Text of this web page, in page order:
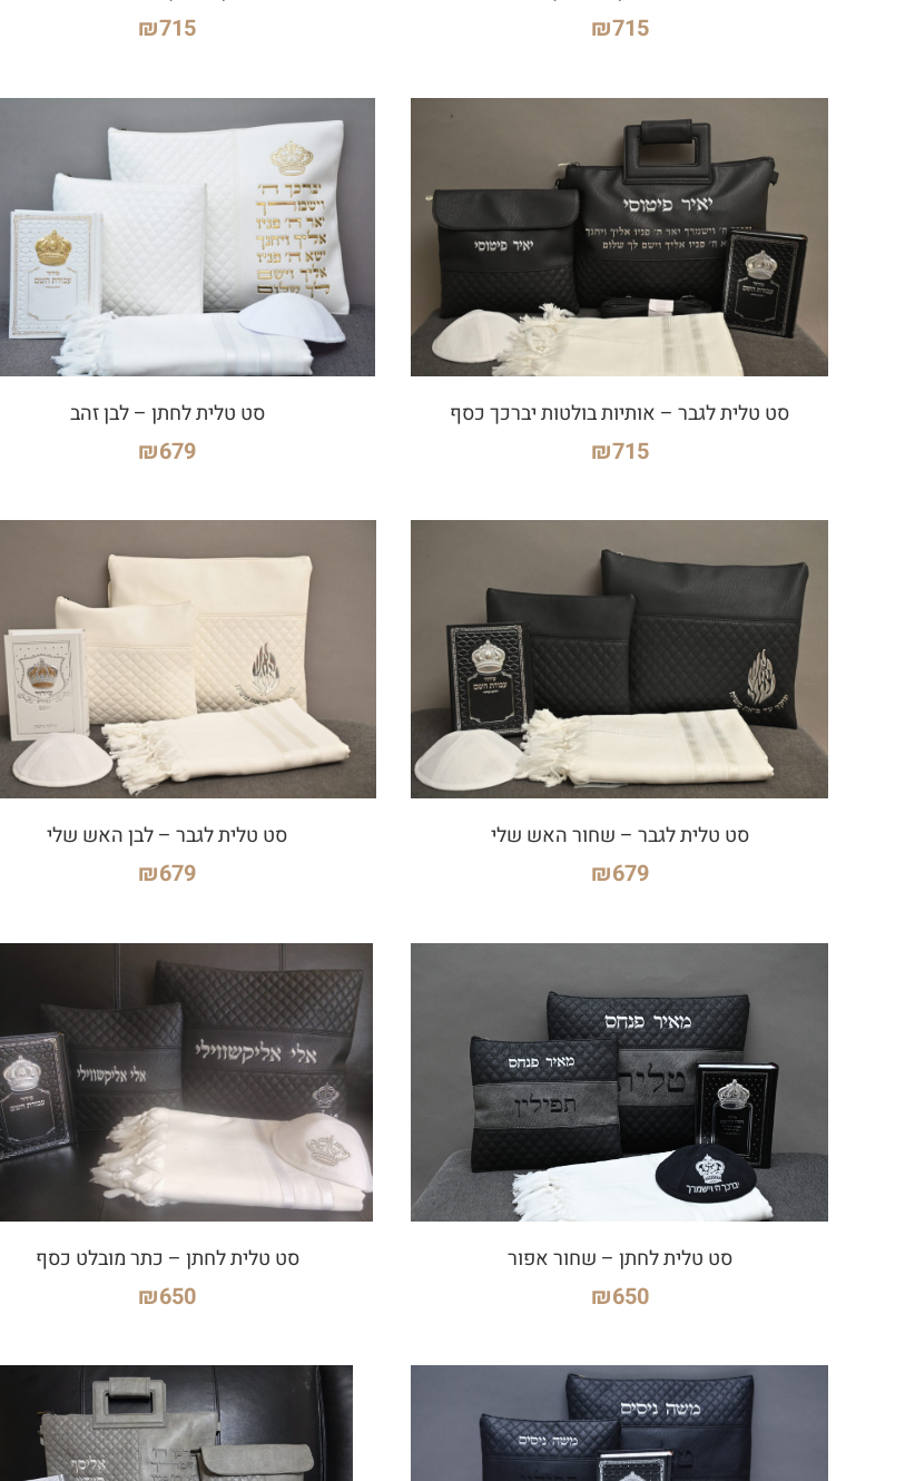
₪715
₪715
סט טלית לגבר – אותיות בולטות יברכך כסף
₪715
סט טלית לחתן – לבן זהב
₪679
סט טלית לגבר – שחור האש שלי
₪679
סט טלית לגבר – לבן האש שלי
₪679
סט טלית לחתן – שחור אפור
₪650
סט טלית לחתן – כתר מובלט כסף
₪650